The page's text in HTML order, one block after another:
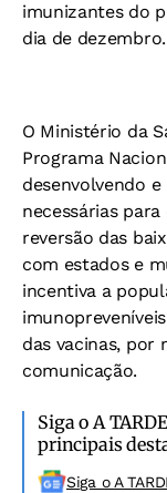
imunizantes do
dia de dezembro.
O Ministério da
Programa
desenvolvendo
necessárias
reversão das
com estados e
incentiva a
das vacinas, por
comunicação.
Siga o A
principais
Siga o A